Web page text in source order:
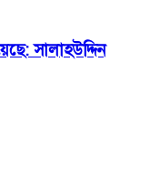
সালাহউদ্দিন